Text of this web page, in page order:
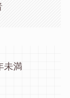
未満